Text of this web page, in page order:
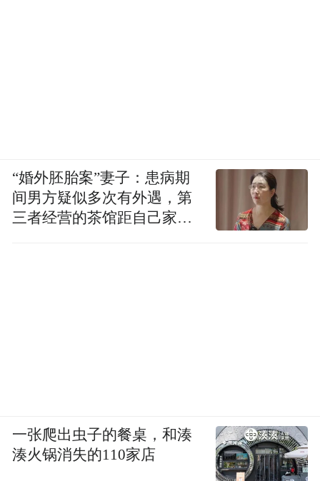
“婚外胚胎案”妻子：患病期
间男方疑似多次有外遇，第
三者经营的茶馆距自己家步
一张爬出虫子的餐桌，和湊
湊火锅消失的110家店